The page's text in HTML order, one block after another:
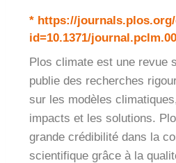
* https://
id=10.1371/
Plos climate est une revue
publie des recherches
sur les modèles
impacts et les solutions.
grande crédibilité dans la
scientifique grâce à la